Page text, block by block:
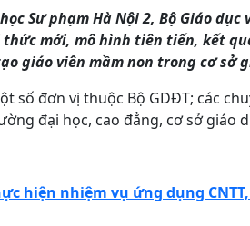
Sư phạm Hà Nội 2, Bộ Giáo dục
mới, mô hình tiên tiến, kết
giáo viên mầm non trong cơ sở
số đơn vị thuộc Bộ GDĐT; các
đại học, cao đẳng, cơ sở giáo
hiện nhiệm vụ ứng dụng